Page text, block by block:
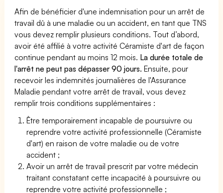
Afin de bénéficier d'une indemnisation pour un arrêt de
travail dû à une maladie ou un accident, en tant que TNS
vous devez remplir plusieurs conditions. Tout d’abord,
avoir été affilié à votre activité Céramiste d'art de façon
continue pendant au moins 12 mois. La durée totale de
l'arrêt ne peut pas dépasser 90 jours. Ensuite, pour
recevoir les indemnités journalières de l'Assurance
Maladie pendant votre arrêt de travail, vous devez
remplir trois conditions supplémentaires :
Être temporairement incapable de poursuivre ou
reprendre votre activité professionnelle (Céramiste
d'art) en raison de votre maladie ou de votre
accident ;
Avoir un arrêt de travail prescrit par votre médecin
traitant constatant cette incapacité à poursuivre ou
reprendre votre activité professionnelle ;